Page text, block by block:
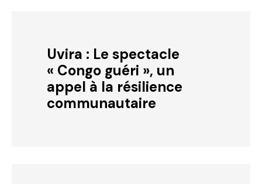
Uvira : Le spectacle
« Congo guéri », un
appel à la résilience
communautaire